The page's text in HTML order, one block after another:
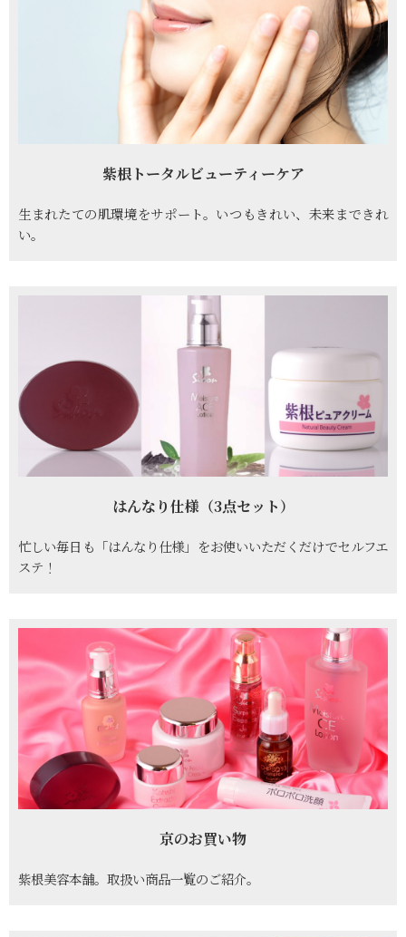
紫根トータルビューティーケア
生まれたての肌環境をサポート。いつもきれい、未来まできれ
い。
はんなり仕様（3点セット）
忙しい毎日も「はんなり仕様」をお使いいただくだけでセルフエ
ステ！
京のお買い物
紫根美容本舗。取扱い商品一覧のご紹介。